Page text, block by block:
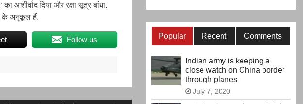
आशीर्वाद दिया और रक्षा सूत्र बांधा.
के अनुकूल हैं.
Follow us Popular Recent Comments
Indian army is keeping a
close watch on China border
through planes
July 7, 2020